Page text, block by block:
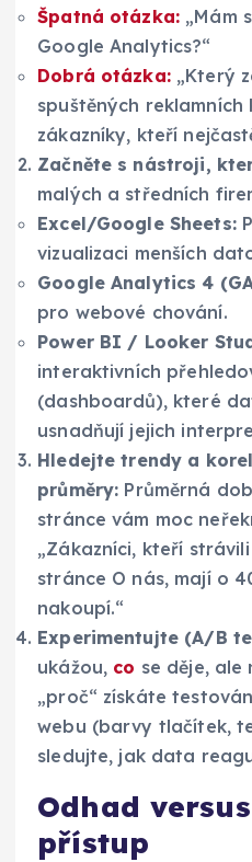
Špatná otázka: „Mám
Google Analytics?“
Dobrá otázka:„Který
spuštěných
zákazníky, kteří
Začněte s nástroji,
malých a středních
Excel/Google Sheets:
vizualizaci menších
Google Analytics 4
pro webové chování.
Power BI / Looker
interaktivních
(dashboardů), které
usnadňují jejich
Hledejte trendy a
průměry: Průměrná
stránce vám moc
„Zákazníci, kteří
stránce O nás, mají o
nakoupí.“
Experimentujte (A/B
ukážou, co se děje, ale
„proč“ získáte
webu (barvy tlačítek,
sledujte, jak data
Odhad
přístup